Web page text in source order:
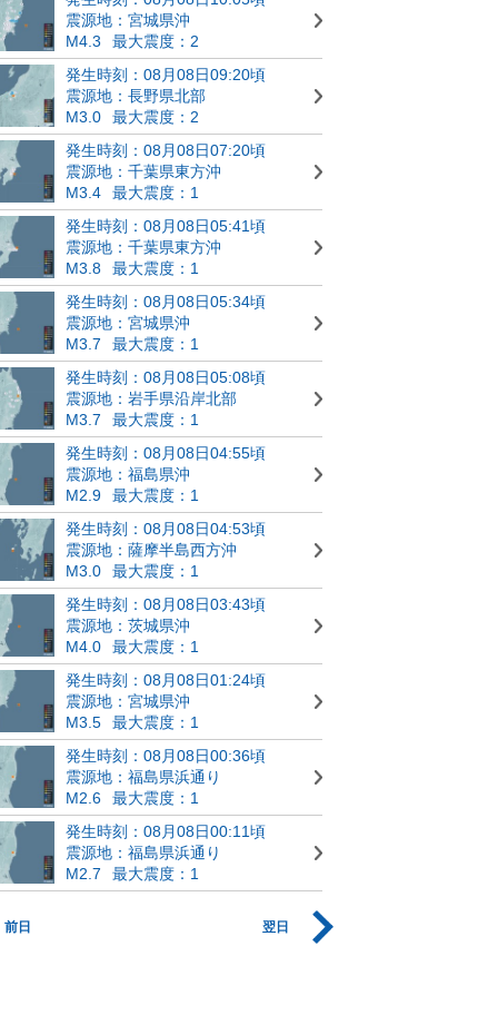
震源地：宮城県沖
M4.3
最大震度：2
発生時刻：08月08日09:20頃
震源地：長野県北部
M3.0
最大震度：2
発生時刻：08月08日07:20頃
震源地：千葉県東方沖
M3.4
最大震度：1
発生時刻：08月08日05:41頃
震源地：千葉県東方沖
M3.8
最大震度：1
発生時刻：08月08日05:34頃
震源地：宮城県沖
M3.7
最大震度：1
発生時刻：08月08日05:08頃
震源地：岩手県沿岸北部
M3.7
最大震度：1
発生時刻：08月08日04:55頃
震源地：福島県沖
M2.9
最大震度：1
発生時刻：08月08日04:53頃
震源地：薩摩半島西方沖
M3.0
最大震度：1
発生時刻：08月08日03:43頃
震源地：茨城県沖
M4.0
最大震度：1
発生時刻：08月08日01:24頃
震源地：宮城県沖
M3.5
最大震度：1
発生時刻：08月08日00:36頃
震源地：福島県浜通り
M2.6
最大震度：1
発生時刻：08月08日00:11頃
震源地：福島県浜通り
M2.7
最大震度：1
前日 翌日